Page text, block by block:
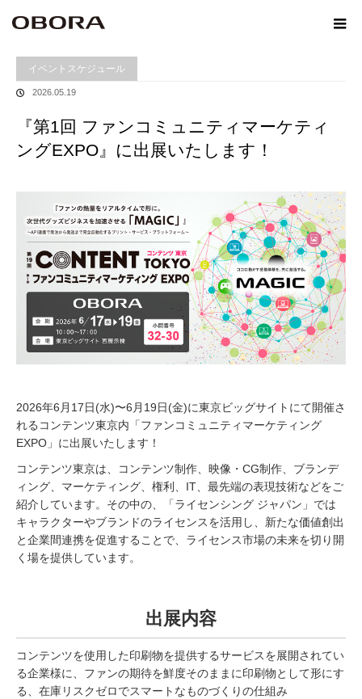
イベントスケジュール
イベントスケジュール
2026.05.19
『第1回 ファンコミュニティマーケティ
ングEXPO』に出展いたします！
2026年6月17日(水)〜6月19日(金)に東京ビッグサイトにて開催さ
れるコンテンツ東京内「ファンコミュニティマーケティング
EXPO」に出展いたします！
コンテンツ東京は、コンテンツ制作、映像・CG制作、ブランデ
ィング、マーケティング、権利、IT、最先端の表現技術などをご
紹介しています。その中の、「ライセンシング ジャパン」では
キャラクターやブランドのライセンスを活用し、新たな価値創出
と企業間連携を促進することで、ライセンス市場の未来を切り開
く場を提供しています。
出展内容
コンテンツを使用した印刷物を提供するサービスを展開されてい
る企業様に、ファンの期待を鮮度そのままに印刷物として形にす
る、在庫リスクゼロでスマートなものづくりの仕組み